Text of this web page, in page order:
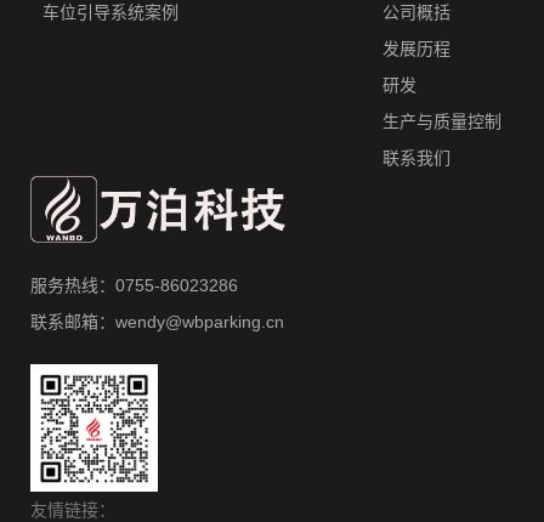
车位引导系统案例
公司概括
发展历程
研发
生产与质量控制
联系我们
服务热线：0755-86023286
联系邮箱：wendy@wbparking.cn
友情链接：